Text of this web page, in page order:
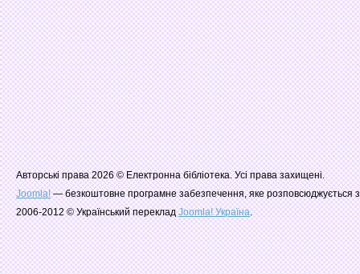
Авторські права 2026 © Електронна бібліотека. Усі права захищені.
Joomla!— безкоштовне програмне забезпечення, яке розповсюджується
2006-2012 © Український перекладJoomla! Україна.